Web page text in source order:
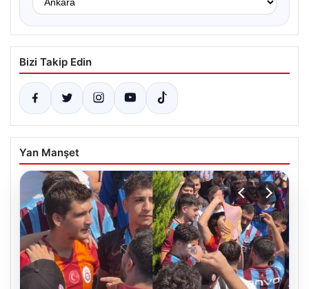
Bizi Takip Edin
Yan Manşet